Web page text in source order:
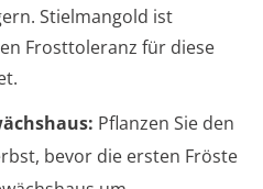
Stielmangold ist
Frosttoleranz für diese
Pflanzen Sie den
bevor die ersten Fröste